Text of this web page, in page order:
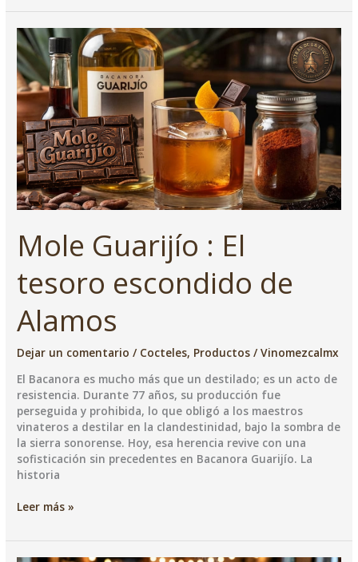
Refrescando
la
tradición
con
Suspiro
de
Maguey
Mole Guarijío : El
tesoro escondido de
Alamos
Dejar un comentario / Cocteles, Productos /Vinomezcalmx
El Bacanora es mucho más que un destilado; es un acto de
resistencia. Durante 77 años, su producción fue
perseguida y prohibida, lo que obligó a los maestros
vinateros a destilar en la clandestinidad, bajo la sombra de
la sierra sonorense. Hoy, esa herencia revive con una
sofisticación sin precedentes en Bacanora Guarijío. ​La
historia
Mole
:
El
Leer más »